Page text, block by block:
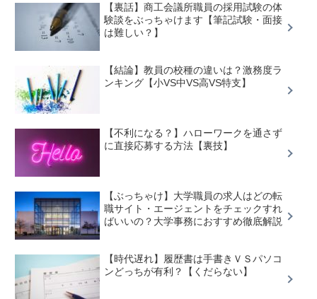
【裏話】商工会議所職員の採用試験の体
験談をぶっちゃけます【筆記試験・面接
は難しい？】
【結論】教員の校種の違いは？激務度ラ
ンキング【小VS中VS高VS特支】
【不利になる？】ハローワークを通さず
に直接応募する方法【裏技】
【ぶっちゃけ】大学職員の求人はどの転
職サイト・エージェントをチェックすれ
ばいいの？大学事務におすすめ徹底解説
【時代遅れ】履歴書は手書きＶＳパソコ
ンどっちが有利？【くだらない】